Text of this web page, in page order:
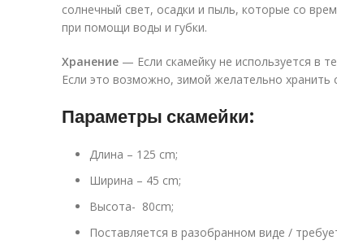
солнечный свет, осадки и пыль, которые со
при помощи воды и губки.
Хранение — Если скамейку не используется в
Если это возможно, зимой желательно хранить
Параметры скамейки:
Длина – 125 cm;
Ширина – 45 cm;
Высота- 80cm;
Поставляется в разобранном виде /